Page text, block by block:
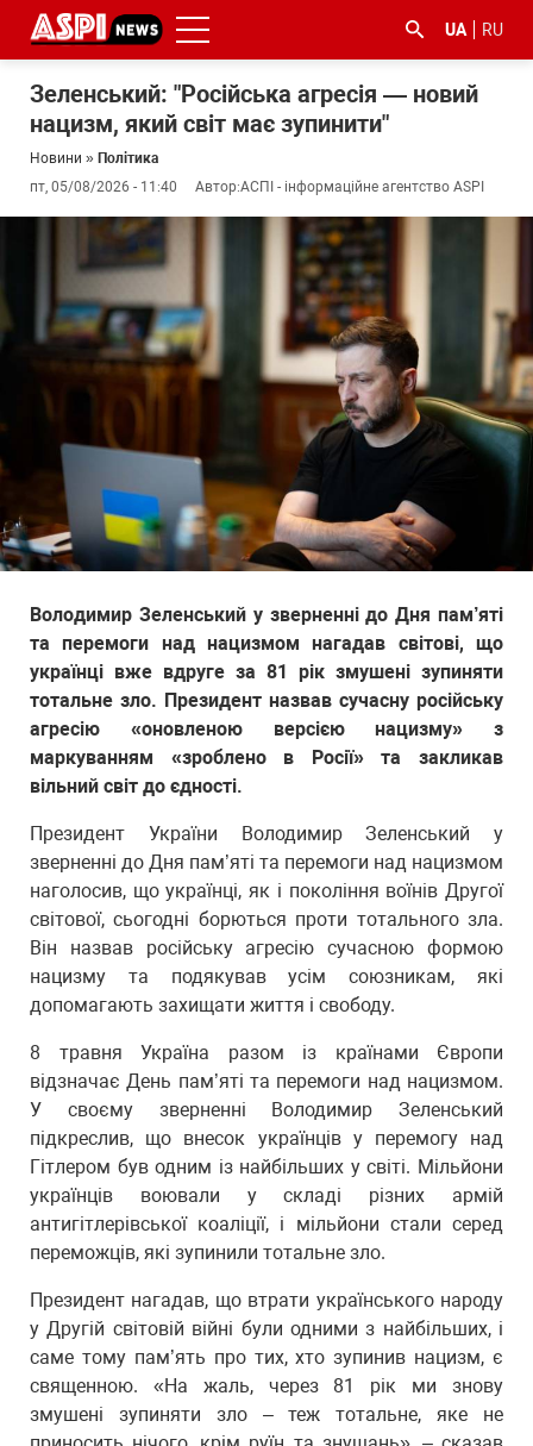
UA RU
Зеленський: "Російська агресія — новий
нацизм, який світ має зупинити"
Новини » Політика
пт, 05/08/2026 - 11:40
Автор:АСПІ - інформаційне агентство ASPI
Володимир Зеленський у зверненні до Дня пам’яті
та перемоги над нацизмом нагадав світові, що
українці вже вдруге за 81 рік змушені зупиняти
тотальне зло. Президент назвав сучасну російську
агресію «оновленою версією нацизму» з
маркуванням «зроблено в Росії» та закликав
вільний світ до єдності.
Президент України Володимир Зеленський у
зверненні до Дня пам’яті та перемоги над нацизмом
наголосив, що українці, як і покоління воїнів Другої
світової, сьогодні борються проти тотального зла.
Він назвав російську агресію сучасною формою
нацизму та подякував усім союзникам, які
допомагають захищати життя і свободу.
8 травня Україна разом із країнами Європи
відзначає День пам’яті та перемоги над нацизмом.
У своєму зверненні Володимир Зеленський
підкреслив, що внесок українців у перемогу над
Гітлером був одним із найбільших у світі. Мільйони
українців воювали у складі різних армій
антигітлерівської коаліції, і мільйони стали серед
переможців, які зупинили тотальне зло.
Президент нагадав, що втрати українського народу
у Другій світовій війні були одними з найбільших, і
саме тому пам’ять про тих, хто зупинив нацизм, є
священною. «На жаль, через 81 рік ми знову
змушені зупиняти зло – теж тотальне, яке не
#боротьба
корупцією
#Київ #коронавірус